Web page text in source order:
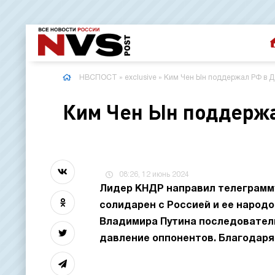
НВСПОСТ » exclusive » Ким Чен Ын поддержал РФ в
Ким Чен Ын
08:26, 12 июнь 2024
Лидер КНДР направил
солидарен с Россией и ее
Владимира Путина
давление оппонентов.